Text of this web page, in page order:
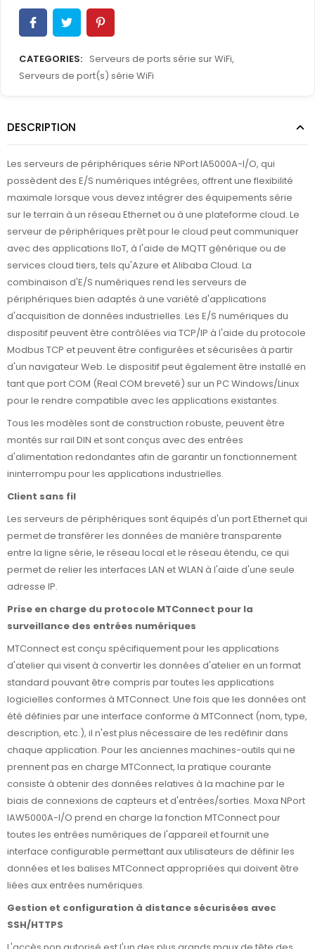
CATEGORIES: Serveurs de ports série sur WiFi,
Serveurs de port(s) série WiFi
DESCRIPTION
Les serveurs de périphériques série NPort IA5000A-I/O, qui
possèdent des E/S numériques intégrées, offrent une flexibilité
maximale lorsque vous devez intégrer des équipements série
sur le terrain à un réseau Ethernet ou à une plateforme cloud. Le
serveur de périphériques prêt pour le cloud peut communiquer
avec des applications IIoT, à l'aide de MQTT générique ou de
services cloud tiers, tels qu'Azure et Alibaba Cloud. La
combinaison d'E/S numériques rend les serveurs de
périphériques bien adaptés à une variété d'applications
d'acquisition de données industrielles. Les E/S numériques du
dispositif peuvent être contrôlées via TCP/IP à l'aide du protocole
Modbus TCP et peuvent être configurées et sécurisées à partir
d'un navigateur Web. Le dispositif peut également être installé en
tant que port COM (Real COM breveté) sur un PC Windows/Linux
pour le rendre compatible avec les applications existantes.
Tous les modèles sont de construction robuste, peuvent être
montés sur rail DIN et sont conçus avec des entrées
d'alimentation redondantes afin de garantir un fonctionnement
ininterrompu pour les applications industrielles.
Client sans fil
Les serveurs de périphériques sont équipés d'un port Ethernet qui
permet de transférer les données de manière transparente
entre la ligne série, le réseau local et le réseau étendu, ce qui
permet de relier les interfaces LAN et WLAN à l'aide d'une seule
adresse IP.
Prise en charge du protocole MTConnect pour la
surveillance des entrées numériques
MTConnect est conçu spécifiquement pour les applications
d'atelier qui visent à convertir les données d'atelier en un format
standard pouvant être compris par toutes les applications
logicielles conformes à MTConnect. Une fois que les données ont
été définies par une interface conforme à MTConnect (nom, type,
description, etc.), il n'est plus nécessaire de les redéfinir dans
chaque application. Pour les anciennes machines-outils qui ne
prennent pas en charge MTConnect, la pratique courante
consiste à obtenir des données relatives à la machine par le
biais de connexions de capteurs et d'entrées/sorties. Moxa NPort
IAW5000A-I/O prend en charge la fonction MTConnect pour
toutes les entrées numériques de l'appareil et fournit une
interface configurable permettant aux utilisateurs de définir les
données et les balises MTConnect appropriées qui doivent être
liées aux entrées numériques.
Gestion et configuration à distance sécurisées avec
SSH/HTTPS